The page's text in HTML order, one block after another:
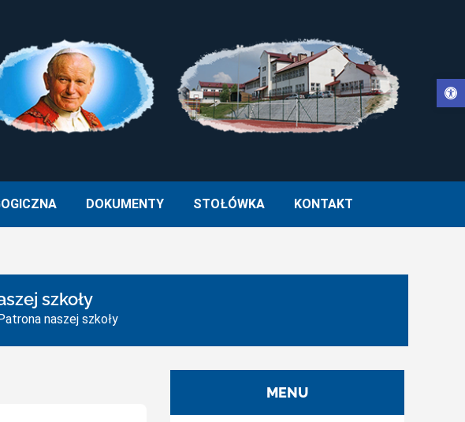
Otwórz pasek narzędzi
PAWŁA II W MUCHARZU
DOKUMENTY STOŁÓWKA KONTAKT
szkoły
naszej szkoły
MENU